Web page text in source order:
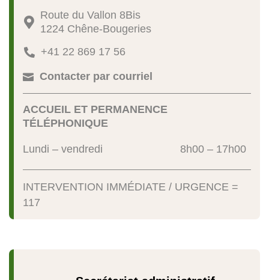

Route du Vallon 8Bis
1224 Chêne-Bougeries
 +41 22 869 17 56
 Contacter par courriel
ACCUEIL ET PERMANENCE
TÉLÉPHONIQUE
Lundi – vendredi 8h00 – 17h00
INTERVENTION IMMÉDIATE / URGENCE =
117